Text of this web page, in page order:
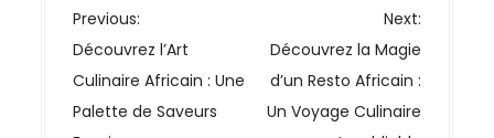
N
a
v
i
Previous:
Découvrez l’Art
Culinaire Africain : Une
Palette de Saveurs
Next:
Découvrez la Magie
d’un Resto Africain :
Un Voyage Culinaire